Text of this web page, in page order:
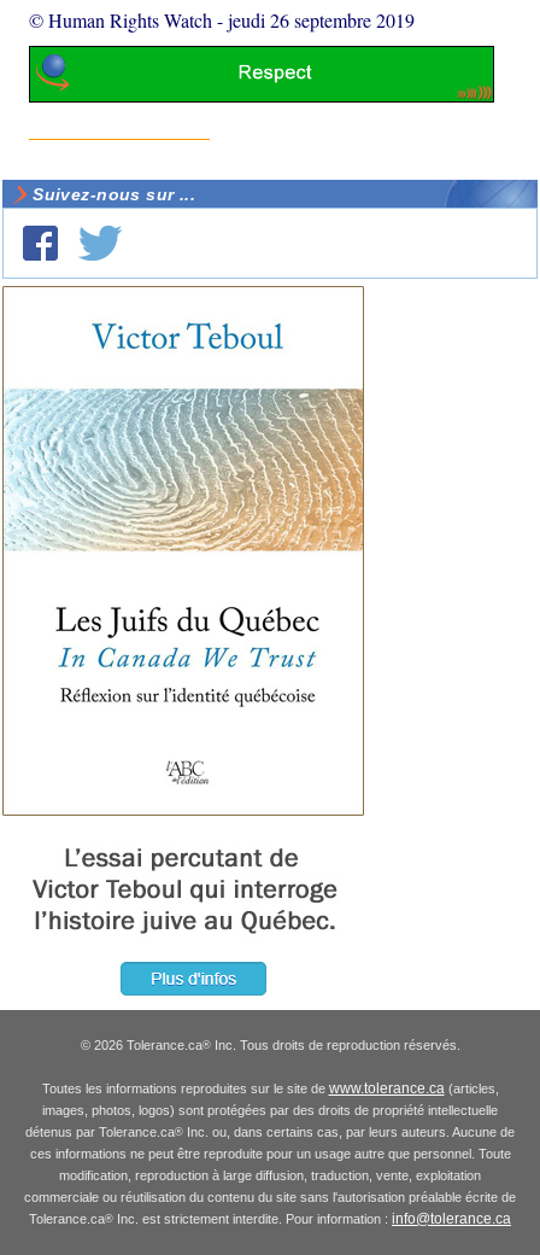
© Human Rights Watch -jeudi 26 septembre 2019
Suivez-nous sur ...
© 2026 Tolerance.ca®Inc. Tous droits de reproduction réservés.
Toutes les informations reproduites sur le site de www.tolerance.ca(articles,
images, photos, logos) sont protégées par des droits de propriété intellectuelle
détenus par Tolerance.ca® Inc. ou, dans certains cas, par leurs auteurs. Aucune de
ces informations ne peut être reproduite pour un usage autre que personnel. Toute
modification, reproduction à large diffusion, traduction, vente, exploitation
commerciale ou réutilisation du contenu du site sans l'autorisation préalable écrite de
Tolerance.ca® Inc. est strictement interdite. Pour information : info@tolerance.ca